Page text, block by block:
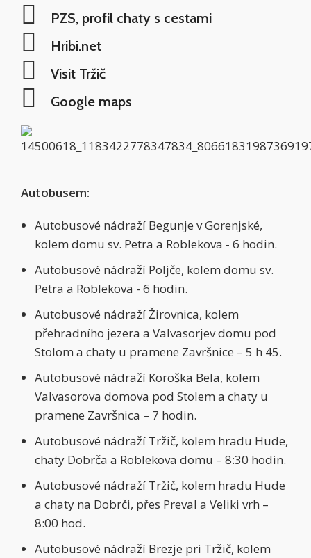
PZS, profil chaty s cestami
Hribi.net
Visit Tržič
Google maps
Autobusem:
Autobusové nádraží Begunje v Gorenjské,
kolem domu sv. Petra a Roblekova - 6 hodin.
Autobusové nádraží Poljče, kolem domu sv.
Petra a Roblekova - 6 hodin.
Autobusové nádraží Žirovnica, kolem
přehradního jezera a Valvasorjev domu pod
Stolom a chaty u pramene Završnice – 5 h 45.
Autobusové nádraží Koroška Bela, kolem
Valvasorova domova pod Stolem a chaty u
pramene Završnica – 7 hodin.
Autobusové nádraží Tržič, kolem hradu Hude,
chaty Dobrča a Roblekova domu – 8:30 hodin.
Autobusové nádraží Tržič, kolem hradu Hude
a chaty na Dobrči, přes Preval a Veliki vrh –
8:00 hod.
Autobusové nádraží Brezje pri Tržič, kolem